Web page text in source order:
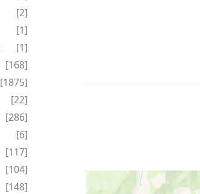
[2]
[1]
[1]
[168]
[1875]
[22]
[286]
[6]
[117]
[104]
[148]